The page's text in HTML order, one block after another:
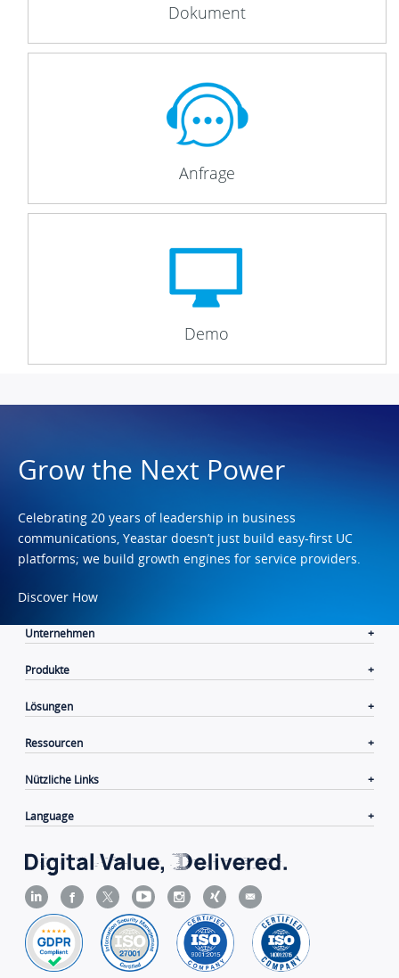
Dokument
Anfrage
Demo
Grow the Next Power
Celebrating 20 years of leadership in business
communications, Yeastar doesn’t just build easy-first UC
platforms; we build growth engines for service providers.
Discover How
Unternehmen
Produkte
Lösungen
Ressourcen
Nützliche Links
Language